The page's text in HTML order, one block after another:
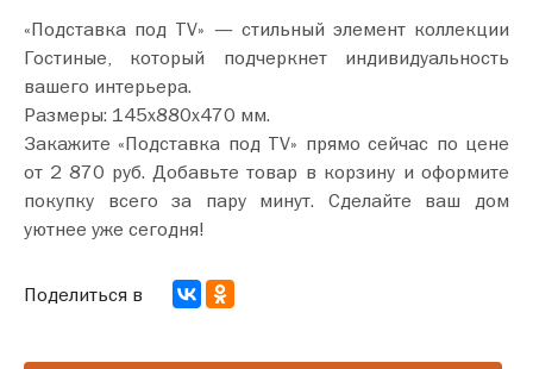
«Подставка под TV» — стильный элемент коллекции
Гостиные, который подчеркнет индивидуальность
вашего интерьера.
Размеры: 145х880х470 мм.
Закажите «Подставка под TV» прямо сейчас по цене
от 2 870 руб. Добавьте товар в корзину и оформите
покупку всего за пару минут. Сделайте ваш дом
уютнее уже сегодня!
Поделиться в